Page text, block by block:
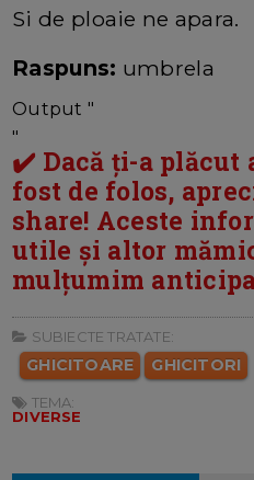
Si de ploaie ne apara.
Raspuns: umbrela
Output "
"
✔️ Dacă ți-a plăcut
fost de folos,
share! Aceste
utile și altor
mulțumim
SUBIECTE TRATATE:
GHICITOARE GHICITORI
TEMA:
DIVERSE